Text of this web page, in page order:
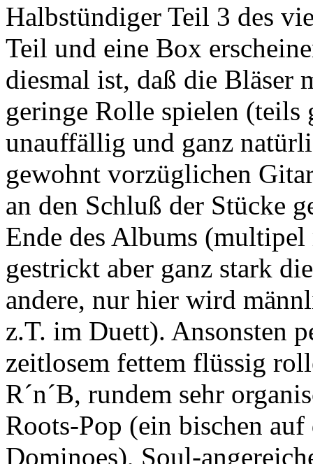
Halbstündiger Teil 3 des
Teil und eine Box
diesmal ist, daß die Bläser
geringe Rolle spielen (teils
unauffällig und ganz
gewohnt vorzüglichen
an den Schluß der Stücke
Ende des Albums
gestrickt aber ganz stark
andere, nur hier wird
z.T. im Duett). Ansonsten
zeitlosem fettem flüssig
R´n´B, rundem sehr
Roots-Pop (ein bischen
Dominoes), Soul-